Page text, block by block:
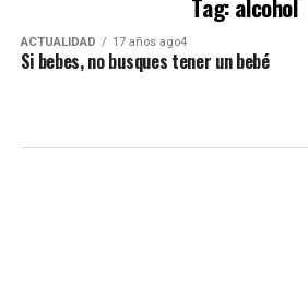
Tag: alcohol
ACTUALIDAD 17 años ago4
Si bebes, no busques tener un bebé